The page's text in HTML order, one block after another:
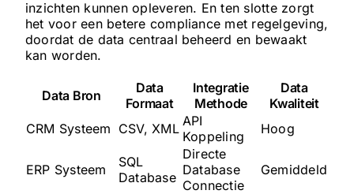
inzichten kunnen opleveren. En ten slotte zorgt
het voor een betere compliance met regelgeving,
doordat de data centraal beheerd en bewaakt
kan worden.
Data Bron
Data
Formaat
Integratie
Methode
Data
Kwaliteit
CRM Systeem CSV, XML API
Koppeling
Hoog
ERP Systeem
SQL
Database
Directe
Database
Connectie
Gemiddeld